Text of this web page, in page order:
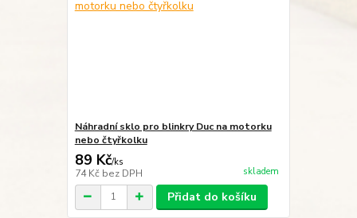
Náhradní sklo pro blinkry Duc na motorku
nebo čtyřkolku
89 Kč/ks
74 Kč bez DPH skladem
Přidat do košíku